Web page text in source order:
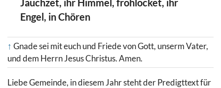
Jauchzet, ihr Himmel, frohlocket, ihr
Engel, in Chören
↑ Gnade sei mit euch und Friede von Gott, unserm Vater,
und dem Herrn Jesus Christus. Amen.
Liebe Gemeinde, in diesem Jahr steht der Predigttext für